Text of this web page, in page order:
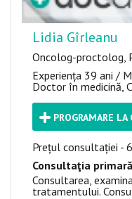
Lidia Gîrleanu
Oncolog-proctolog,
Experiența 39 ani /
Doctor în medicină,
PROGRAMARE
Prețul consultației -
Consultaţia
Consultarea,
tratamentului.